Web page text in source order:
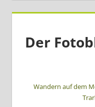
Der
Wandern auf dem